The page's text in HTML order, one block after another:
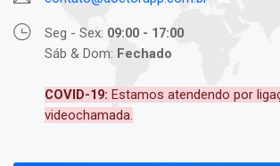
Seg - Sex: 09:00 - 17:00
Sáb & Dom: Fechado
COVID-19: Estamos atendendo por
videochamada.